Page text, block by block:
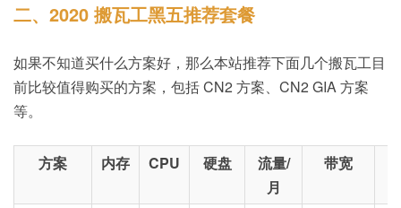
二、2020 搬瓦工黑五推荐套餐
如果不知道买什么方案好，那么本站推荐下面几个搬瓦工目
前比较值得购买的方案，包括 CN2 方案、CN2 GIA 方案
等。
方案 内存 CPU 硬盘
流量/
月
带宽